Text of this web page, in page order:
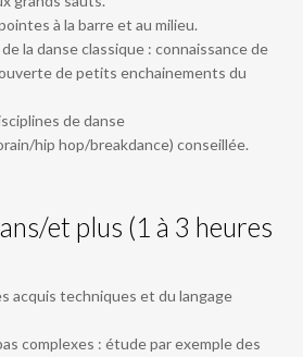
à la barre et au milieu.
la danse classique : connaissance de
de petits enchainements du
de danse
hip hop/breakdance) conseillée.
et plus (1 à 3 heures
acquis techniques et du langage
complexes : étude par exemple des